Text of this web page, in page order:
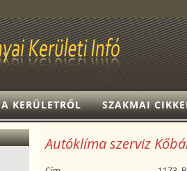
A KERÜLETRŐL SZAKMAI
Autóklíma szerviz